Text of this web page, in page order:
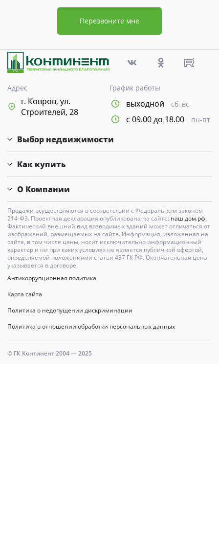
Перезвоните мне
Адрес
г. Ковров, ул.
Строителей, 28
График работы
выходной сб, вс
с 09.00 до 18.00 пн-пт
Выбор недвижимости
Как купить
О Компании
Продажи осуществляются в соответствии с Федеральным законом
214-Ф3. Проектная декларация опубликована на сайте: наш.дом.рф.
Фактический внешний вид возводимых зданий может отличаться от
изображений, размещаемых на сайте. Информация, изложенная на
сайте, в том числе цены, носит исключительно информационный
характер и ни при каких условиях не является публичной офертой,
определяемой положениями статьи 437 ГК РФ. Окончательная цена
указывается в договоре.
Антикоррупционная политика
Карта сайта
Политика о недопущении дискриминации
Политика в отношении обработки персональных данных
© ГК Континент 2004 — 2025